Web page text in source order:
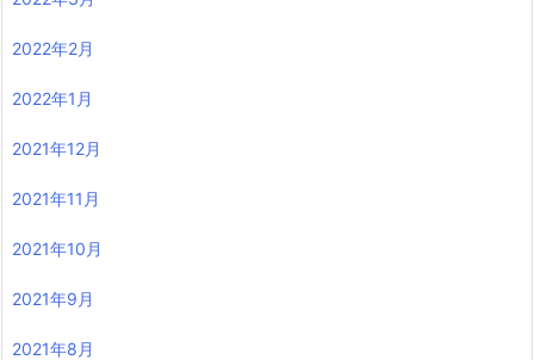
2022年2月
2022年1月
2021年12月
2021年11月
2021年10月
2021年9月
2021年8月